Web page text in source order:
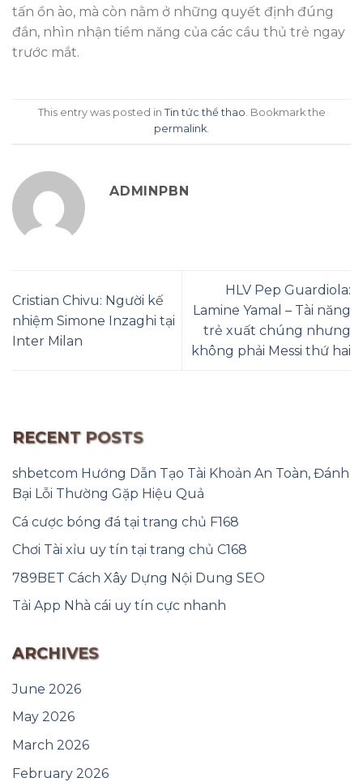
tấn ồn ào, mà còn nằm ở những quyết định đúng
đắn, nhìn nhận tiềm năng của các cầu thủ trẻ ngay
trước mắt.
This entry was posted in Tin tức thể thao. Bookmark the
permalink.
ADMINPBN
Cristian Chivu: Người kế
nhiệm Simone Inzaghi tại
Inter Milan
HLV Pep Guardiola:
Lamine Yamal – Tài năng
trẻ xuất chúng nhưng
không phải Messi thứ hai
RECENT POSTS
shbetcom Hướng Dẫn Tạo Tài Khoản An Toàn, Đánh
Bại Lỗi Thường Gặp Hiệu Quả
Cá cược bóng đá tại trang chủ F168
Chơi Tài xỉu uy tín tại trang chủ C168
789BET Cách Xây Dựng Nội Dung SEO
Tải App Nhà cái uy tín cực nhanh
ARCHIVES
June 2026
May 2026
March 2026
February 2026